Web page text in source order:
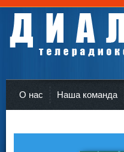
О нас Наша команда